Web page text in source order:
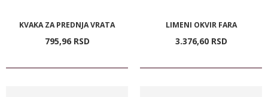
KVAKA ZA PREDNJA VRATA
795,96 RSD
LIMENI OKVIR FARA
3.376,60 RSD